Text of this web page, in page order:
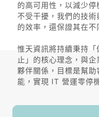
的高可用性，以減少
不受干擾，我們的技
的效率，還保證其在不
惟天資訊將持續秉持
止」的核心理念，與
夥伴關係，目標是幫
能，實現 IT 營運零停